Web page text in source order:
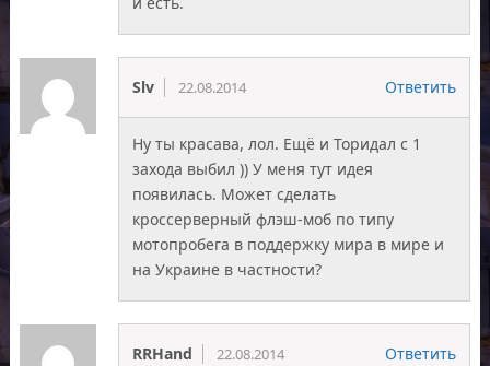
Slv 22.08.2014 Ответить
Ну ты красава, лол. Ещё и Торидал с 1
захода выбил )) У меня тут идея
появилась. Может сделать
кроссерверный флэш-моб по типу
мотопробега в поддержку мира в мире и
на Украине в частности?
RRHand 22.08.2014 Ответить